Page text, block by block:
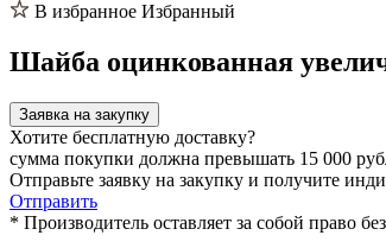
В избранное Избранный
Шайба оцинкованная
Заявка на закупку
Хотите бесплатную доставку?
сумма покупки должна превышать 15 000
Отправьте заявку на закупку и получите
Отправить
* Производитель оставляет за собой право